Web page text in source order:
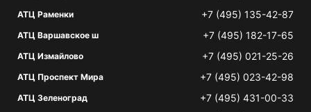
АТЦ Раменки +7 (495) 135-42-87
АТЦ Варшавское ш +7 (495) 182-17-65
АТЦ Измайлово +7 (495) 021-25-26
АТЦ Проспект Мира +7 (495) 023-42-98
АТЦ Зеленоград +7 (495) 431-00-33